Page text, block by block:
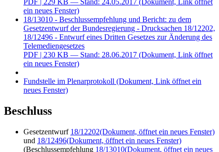
PDF | 229 KB — Stand: 24.05.2017 (Dokument, Link öffnet
ein neues Fenster)
18/13010 - Beschlussempfehlung und Bericht: zu dem
Gesetzentwurf der Bundesregierung - Drucksachen 18/12202,
18/12496 - Entwurf eines Dritten Gesetzes zur Änderung des
Telemediengesetzes
PDF | 230 KB — Stand: 28.06.2017 (Dokument, Link öffnet
ein neues Fenster)
Fundstelle im Plenarprotokoll (Dokument, Link öffnet ein
neues Fenster)
Beschluss
Gesetzentwurf 18/12202(Dokument, öffnet ein neues Fenster)
und 18/12496(Dokument, öffnet ein neues Fenster)
(Beschlussempfehlung 18/13010(Dokument, öffnet ein neues